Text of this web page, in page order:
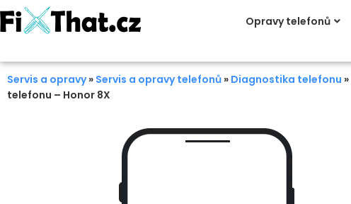
Opravy telefonů
Servis a opravy» Servis a opravy telefonů » Diagnostika telefonu »
telefonu – Honor 8X